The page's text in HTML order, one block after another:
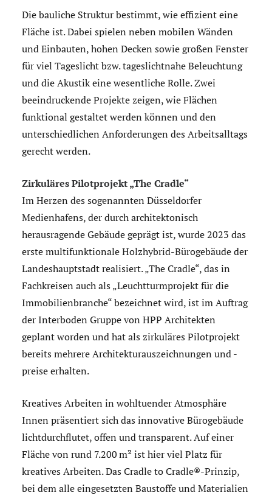
Die bauliche Struktur bestimmt, wie effizient eine
Fläche ist. Dabei spielen neben mobilen Wänden
und Einbauten, hohen Decken sowie großen Fenster
für viel Tageslicht bzw. tageslichtnahe Beleuchtung
und die Akustik eine wesentliche Rolle. Zwei
beeindruckende Projekte zeigen, wie Flächen
funktional gestaltet werden können und den
unterschiedlichen Anforderungen des Arbeitsalltags
gerecht werden.
Zirkuläres Pilotprojekt „The Cradle“
Im Herzen des sogenannten Düsseldorfer
Medienhafens, der durch architektonisch
herausragende Gebäude geprägt ist, wurde 2023 das
erste multifunktionale Holzhybrid-Bürogebäude der
Landeshauptstadt realisiert. „The Cradle“, das in
Fachkreisen auch als „Leuchtturmprojekt für die
Immobilienbranche“ bezeichnet wird, ist im Auftrag
der Interboden Gruppe von HPP Architekten
geplant worden und hat als zirkuläres Pilotprojekt
bereits mehrere Architekturauszeichnungen und -
preise erhalten.
Kreatives Arbeiten in wohltuender Atmosphäre
Innen präsentiert sich das innovative Bürogebäude
lichtdurchflutet, offen und transparent. Auf einer
Fläche von rund 7.200 m² ist hier viel Platz für
kreatives Arbeiten. Das Cradle to Cradle®-Prinzip,
bei dem alle eingesetzten Baustoffe und Materialien